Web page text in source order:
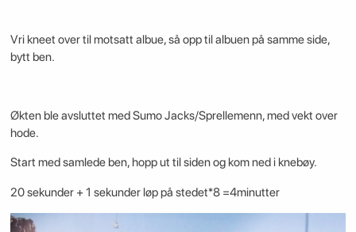
Vri kneet over til motsatt albue, så opp til albuen på samme side,
bytt ben.
Økten ble avsluttet med Sumo Jacks/Sprellemenn, med vekt over
hode.
Start med samlede ben, hopp ut til siden og kom ned i knebøy.
20 sekunder + 1 sekunder løp på stedet*8 =4minutter